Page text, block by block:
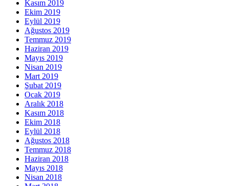
Kasım 2019
Ekim 2019
Eylül 2019
Ağustos 2019
Temmuz 2019
Haziran 2019
Mayıs 2019
Nisan 2019
Mart 2019
Şubat 2019
Ocak 2019
Aralık 2018
Kasım 2018
Ekim 2018
Eylül 2018
Ağustos 2018
Temmuz 2018
Haziran 2018
Mayıs 2018
Nisan 2018